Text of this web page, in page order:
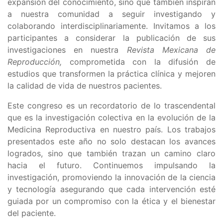
expansión del conocimiento, sino que también inspiran
a nuestra comunidad a seguir investigando y
colaborando interdisciplinariamente. Invitamos a los
participantes a considerar la publicación de sus
investigaciones en nuestra Revista Mexicana de
Reproducción, comprometida con la difusión de
estudios que transformen la práctica clínica y mejoren
la calidad de vida de nuestros pacientes.
Este congreso es un recordatorio de lo trascendental
que es la investigación colectiva en la evolución de la
Medicina Reproductiva en nuestro país. Los trabajos
presentados este año no solo destacan los avances
logrados, sino que también trazan un camino claro
hacia el futuro. Continuemos impulsando la
investigación, promoviendo la innovación de la ciencia
y tecnología asegurando que cada intervención esté
guiada por un compromiso con la ética y el bienestar
del paciente.